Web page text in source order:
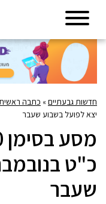
חדשות גבעתיים» כתבה ראשית
יצא לפועל בשבוע שעבר
כ"ט
שעבר